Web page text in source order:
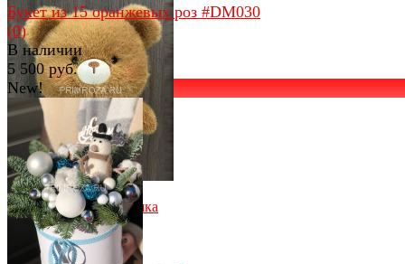
избранное сравнить
Пушистый мини-мишка
(0)
В наличии
550 руб.
избранное сравнить
Букет из 15 оранжевых роз #DM030
(0)
В наличии
5 500 руб.
New!